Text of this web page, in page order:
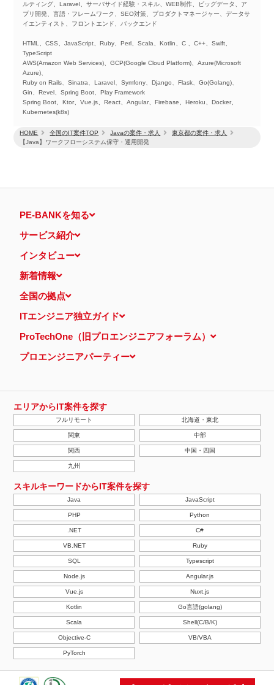
HOME 全国のIT案件TOP Javaの案件・求人
東京都の案件・求人
【Java】ワークフローシステム保守・運用開発
ルティング、Laravel、サーバサイド経験・スキル、WEB制作、ビッグデータ、ア
プリ開発、言語・フレームワーク、SEO対策、プロダクトマネージャー、データサ
イエンティスト、フロントエンド、バックエンド
HTML、CSS、JavaScript、Ruby、Perl、Scala、Kotlin、C 、C++、Swift、
TypeScript
AWS(Amazon Web Services)、GCP(Google Cloud Platform)、Azure(Microsoft
Azure)、
Ruby on Rails、Sinatra、Laravel、Symfony、Django、Flask、Go(Golang)、
Gin、Revel、Spring Boot、Play Framework
Spring Boot、Ktor、Vue.js、React、Angular、Firebase、Heroku、Docker、
Kubernetes(k8s)
PE-BANKを知る
サービス紹介
インタビュー
新着情報
全国の拠点
ITエンジニア独立ガイド
ProTechOne（旧プロエンジニアフォーラム）
プロエンジニアパーティー
エリアからIT案件を探す
フルリモート 北海道・東北
関東 中部
関西 中国・四国
九州
スキルキーワードからIT案件を探す
Java JavaScript
PHP Python
.NET C#
VB.NET Ruby
SQL Typescript
Node.js Angular.js
Vue.js Nuxt.js
Kotlin Go言語(golang)
Scala Shell(C/B/K)
Objective-C VB/VBA
PyTorch